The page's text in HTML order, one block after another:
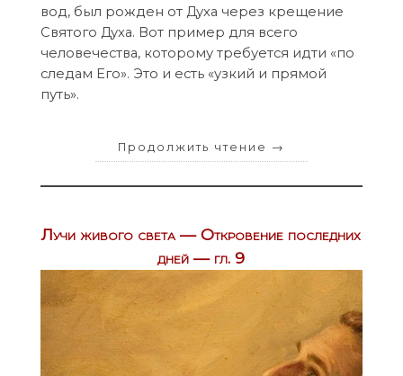
вод, был рожден от Духа через крещение
Святого Духа. Вот пример для всего
человечества, которому требуется идти «по
следам Его». Это и есть «узкий и прямой
путь».
Продолжить чтение →
Лучи живого света — Откровение последних
дней — гл. 9